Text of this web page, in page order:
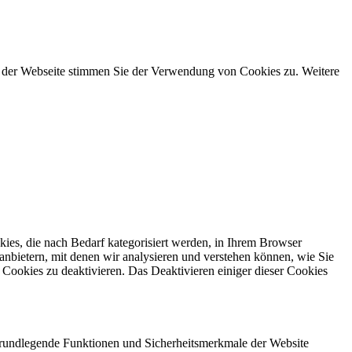
Webseite stimmen Sie der Verwendung von Cookies zu. Weitere
die nach Bedarf kategorisiert werden, in Ihrem Browser
mit denen wir analysieren und verstehen können, wie Sie
zu deaktivieren. Das Deaktivieren einiger dieser Cookies
Funktionen und Sicherheitsmerkmale der Website